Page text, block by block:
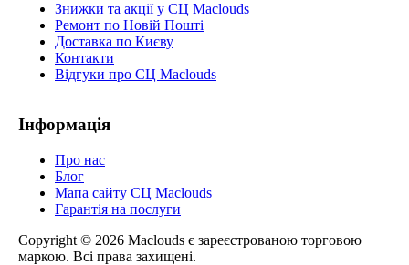
Знижки та акції у СЦ Maclouds
Ремонт по Новій Пошті
Доставка по Києву
Контакти
Відгуки про СЦ Maclouds
Інформація
Про нас
Блог
Мапа сайту СЦ Maclouds
Гарантія на послуги
Copyright © 2026 Maclouds є зареєстрованою торговою
маркою. Всі права захищені.